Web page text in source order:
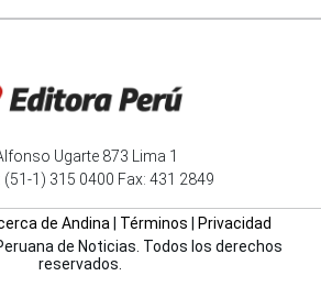
Ugarte 873 Lima 1
1) 315 0400 Fax: 431 2849
de Andina| Términos
Privacidad
de Noticias. Todos los derechos
reservados.